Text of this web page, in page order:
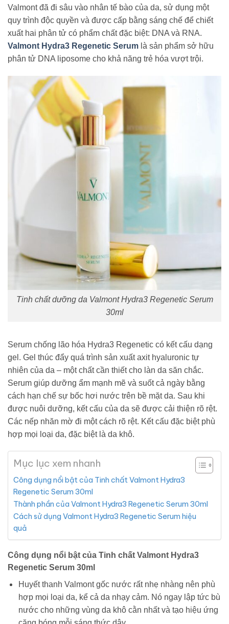
Valmont đã đi sâu vào nhân tế bào của da, sử dụng một
quy trình độc quyền và được cấp bằng sáng chế để chiết
xuất hai phân tử có phẩm chất đặc biệt: DNA và RNA.
Valmont Hydra3 Regenetic Serum là sản phẩm sở hữu
phân tử DNA liposome cho khả năng trẻ hóa vượt trội.
Tinh chất dưỡng da Valmont Hydra3 Regenetic Serum
30ml
Serum chống lão hóa Hydra3 Regenetic có kết cấu dạng
gel. Gel thúc đẩy quá trình sản xuất axit hyaluronic tự
nhiên của da – một chất cần thiết cho làn da săn chắc.
Serum giúp dưỡng ẩm mạnh mẽ và suốt cả ngày bằng
cách hạn chế sự bốc hơi nước trên bề mặt da. Sau khi
được nuôi dưỡng, kết cấu của da sẽ được cải thiện rõ rệt.
Các nếp nhăn mờ đi một cách rõ rệt. Kết cấu đặc biệt phù
hợp mọi loại da, đặc biệt là da khô.
Mục lục xem nhanh
Công dụng nổi bật của Tinh chất Valmont Hydra3
Regenetic Serum 30ml
Thành phần của Valmont Hydra3 Regenetic Serum 30ml
Cách sử dụng Valmont Hydra3 Regenetic Serum hiệu
quả
Công dụng nổi bật của Tinh chất Valmont Hydra3
Regenetic Serum 30ml
Huyết thanh Valmont gốc nước rất nhẹ nhàng nên phù
hợp mọi loại da, kể cả da nhạy cảm. Nó ngay lập tức bù
nước cho những vùng da khô cằn nhất và tạo hiệu ứng